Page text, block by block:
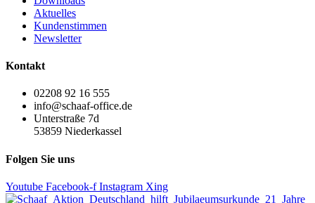
Aktuelles
Kundenstimmen
Newsletter
Kontakt
02208 92 16 555
info@schaaf-office.de
Unterstraße 7d
53859 Niederkassel
Folgen Sie uns
Youtube Facebook-f Instagram Xing